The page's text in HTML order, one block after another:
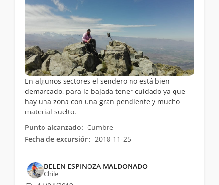
En algunos sectores el sendero no está bien
demarcado, para la bajada tener cuidado ya que
hay una zona con una gran pendiente y mucho
material suelto.
Punto alcanzado: Cumbre
Fecha de excursión: 2018-11-25
BELEN ESPINOZA MALDONADO
Chile